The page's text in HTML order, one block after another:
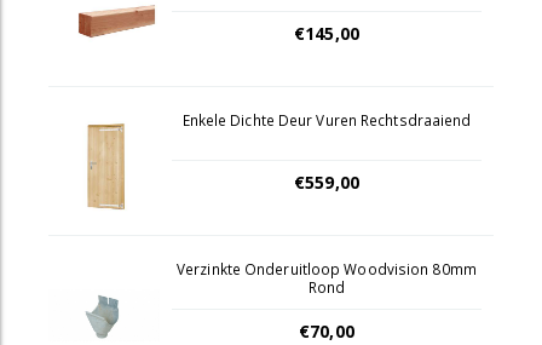
€145,00
Enkele Dichte Deur Vuren Rechtsdraaiend
€559,00
Verzinkte Onderuitloop Woodvision 80mm
Rond
€70,00